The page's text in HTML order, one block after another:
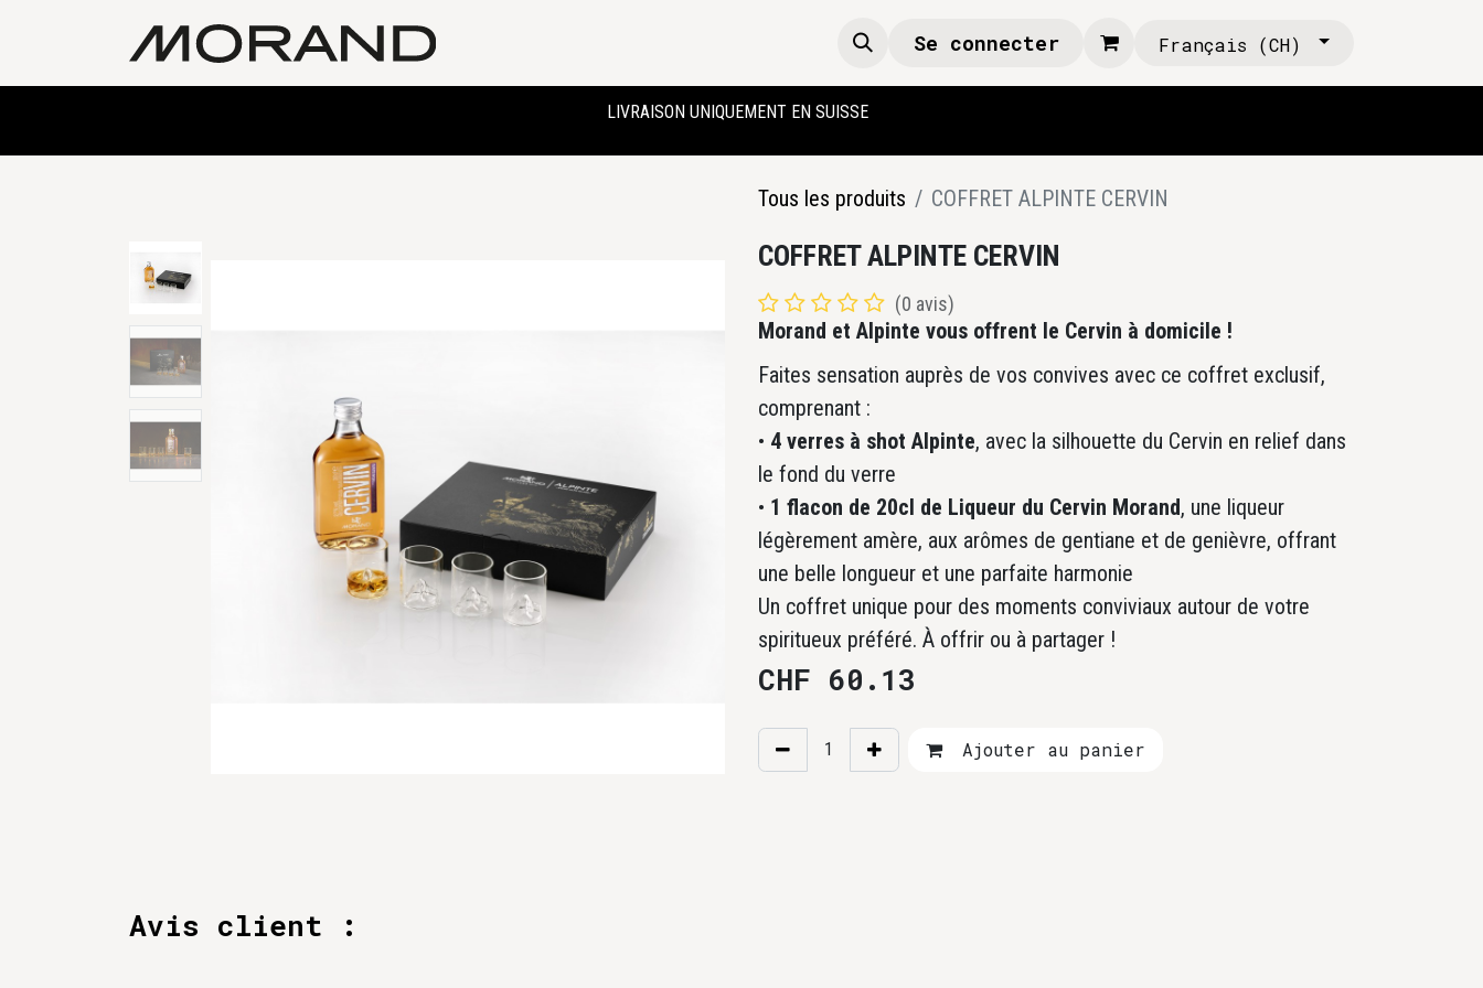
Se connecter Français (CH)
LIVRAISON UNIQUEMENT EN SUISSE
Tous les produits COFFRET ALPINTE CERVIN
COFFRET ALPINTE CERVIN
(0 avis)
Morand et Alpinte vous offrent le Cervin à domicile !
Faites sensation auprès de vos convives avec ce coffret exclusif,
comprenant :
• 4 verres à shot Alpinte, avec la silhouette du Cervin en relief dans
le fond du verre
• 1 flacon de 20cl de Liqueur du Cervin Morand, une liqueur
légèrement amère, aux arômes de gentiane et de genièvre, offrant
une belle longueur et une parfaite harmonie
Un coffret unique pour des moments conviviaux autour de votre
spiritueux préféré. À offrir ou à partager !
CHF 60.13
Ajouter au panier
Avis client :